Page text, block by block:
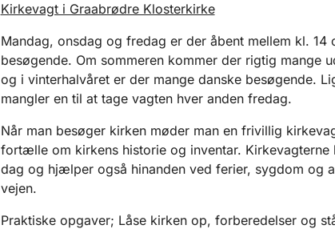
Kirkevagt i Graabrødre Klosterkirke
Mandag, onsdag og fredag er der åbent mellem kl. 14
besøgende. Om sommeren kommer der rigtig mange
og i vinterhalvåret er der mange danske besøgende.
mangler en til at tage vagten hver anden fredag.
Når man besøger kirken møder man en frivillig
fortælle om kirkens historie og inventar. Kirkevagterne
dag og hjælper også hinanden ved ferier, sygdom og
vejen.
Praktiske opgaver; Låse kirken op, forberedelser og